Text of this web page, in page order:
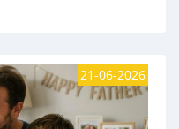
21-06-2026